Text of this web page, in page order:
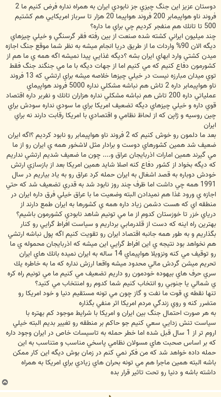
ت
دوستان عزيز اين جنگ چيزي جز نابودي ايران به همراه نداره فرض كنيم ما 2
فروند ناو هواپيمابر 200 فروند هواپيما 20 هزار تا سرباز امريكايي هم كشتيم
500 تا تانك هم منفجر كرديم چي براي ما داره؟
چند ميليون ايراني كشته شده صنعت از بين رفته فقر گرسنگي و خيلي چيزهاي
ديگه الان 90% واردات ما از طريق دريا انجام ميشه به نظر شما موقع جنگ اجازه
ميدن كشتي وارد ابهاي ايران بشه ؟ديگه غذايي پيدا نميشه اگه همه ي ما هم از
كشورمون دفاع كنيم كه مي كنيم اما از جهات ديگه با ما مي جنگند جنگ فقط
توي ميدان مبارزه نيست در خيلي چيزها خلاصه ميشه براي ارتشي كه 13 فروند
ناو هواپيمابر داره 2 تاش هم نباشه مشكلي نداره 5000 فروند هواپيماي
عملياتي داره 200 تاش هم نباشه مشكلي نداره هزاران تانك و نفربر داره اقتصاد
قوي داره و خيلي چيزهاي ديگه تضعيف امريكا براي ما سودي نداره سودش براي
چين روسيه و ژاپن كه از لحاظ نظامي و اقتصادي با امريكا رقابت دارند نه براي
ايران
بعد ما دلمون رو خوش كنيم كه 2 فروند ناو هواپيمابر رو نابود كرديم ؟اگه ايران
ضعيف شد همين كشورهاي دوست و برادار مثل لاشخور همه ي ايران رو از ما
مي گيرند همين امارات اذربايجان عراق و.... چون ما ضعيف شديم ارتشي نداريم
كه ديگه بخواد از كشور دفاع كنه اصلا شايد همين امريكا بعد از بازسازي ارتش
خودش دوباره به قصد اشغال به ايران حمله كرد عراق رو به ياد بياريم در سال
1991 همه چي داشت اما ظرف چند روز نابود شد به قدري تضعيف شد كه حتي
اجازه ي ورود غذا هم نميدادن البته وضعيت ما با عراق خيلي فرق داره ايران در
منطقه اي كه هست دشمن زياد داره همه ي كشورها به ايران طمع دارند از
درياي خزر تا خوزستان كدوم از ما مي تونيم شاهد نابودي كشورمون باشيم؟
بهترين راه اينه كه دست از قلدرمابي برداريم و سياست افراط گرايي رو كنار
بگذاريم و به طور همه جانبه اقتصاد ايران رو تقويت كنيم اگه پول نباشه ارتشي
هم نخواهد بود نتيجه ي اين افراط گرايي اين ميشه كه اذربايجان محموله ي ما
رو توقيف مي كنه ونزويلا هواپيماي 14 ساله به ايران نميده بانك هاي ايران
تحريم ميشن گردش مالي محدود ميشه واقعا ارزش نداره كه ما به خاطره يك
سري حرف هاي بيهوده خودمون رو داريم تضعيف مي كنيم ما مي تونيم راه كره
ي شمالي يا جنوبي رو انتخاب كنيم شما كدوم رو امنتخاب مي كنيد؟
تنها نقطه ي قوت ما نفت و گاز چون مي تونه مستقيم دنيا و خود امريكا رو
متضرر كنه و روي زندگي مردم امريكا اثر منفي بگذاره
به هر صورت احتمال جنگ بين ايران و امريكا با شرايط موجود كم بهتره با
سياست تنش زدايي سعي كنيم جو حاكم بر منطقه رو تغيير بديم البته خيلي
اروم تر از 1 سال قبل شده اما خطر حمله به تاسيسات خاص در ايران وجود داره
كه بر اساس صحبت هاي مسولان نظامي پاسخي مناسب و متناسب به اين
حمله داده خواهد شد كه من فكر نمي كنم در زمان بوش ديگه اين كار ممكن
باشه البته همين ماجرا هم مي تونه بحران هاي زيادي براي امريكا به همراه
داشته باشه و دنيا رو تحت تاثير قرار بده
ب
ا